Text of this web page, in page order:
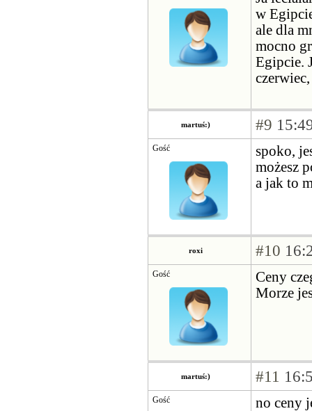
w
ale dla
mocno
Egipcie.
martuś:) #9
Gość
spoko,
możesz
a jak to
roxi #10
Gość
Ceny
Morze
martuś:) #11
Gość no ceny